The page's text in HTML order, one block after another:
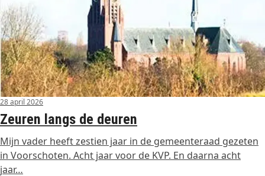
28 april 2026
Zeuren langs de deuren
Mijn vader heeft zestien jaar in de gemeenteraad gezeten
in Voorschoten. Acht jaar voor de KVP. En daarna acht
jaar…